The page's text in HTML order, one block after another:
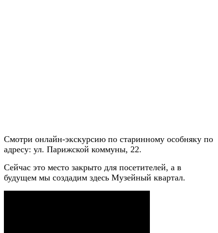
Смотри онлайн-экскурсию по старинному особняку по
адресу: ул. Парижской коммуны, 22.
Сейчас это место закрыто для посетителей, а в
будущем мы создадим здесь Музейный квартал.